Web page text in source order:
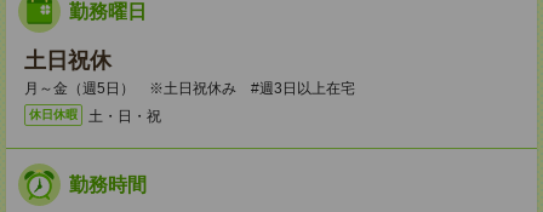
勤務曜日
土日祝休
月～金（週5日） ※土日祝休み #週3日以上在宅
休日休暇 土・日・祝
勤務時間